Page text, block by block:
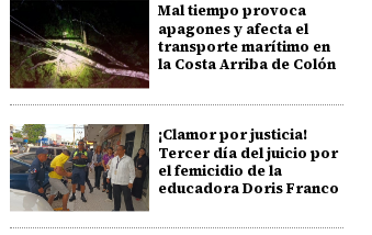
Mal tiempo provoca
apagones y afecta el
transporte marítimo en
la Costa Arriba de Colón
¡Clamor por justicia!
Tercer día del juicio por
el femicidio de la
educadora Doris Franco